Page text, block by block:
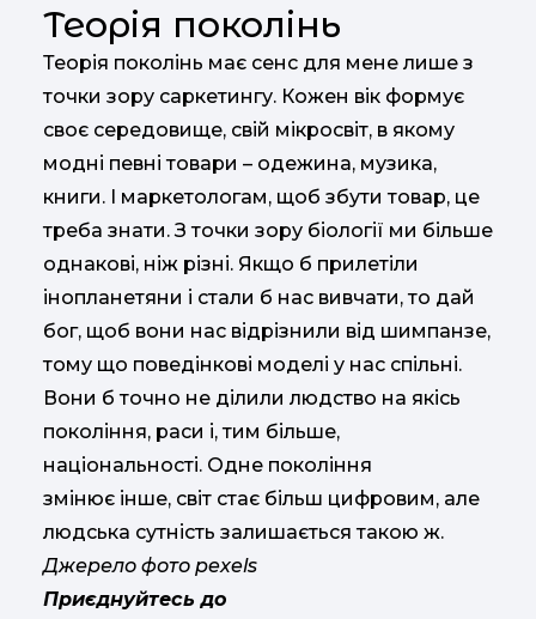
Теорія поколінь
Теорія поколінь має сенс для мене лише з
точки зору саркетингу. Кожен вік формує
своє середовище, свій мікросвіт, в якому
модні певні товари – одежина, музика,
книги. І маркетологам, щоб збути товар, це
треба знати. З точки зору біології ми більше
однакові, ніж різні. Якщо б прилетіли
інопланетяни і стали б нас вивчати, то дай
бог, щоб вони нас відрізнили від шимпанзе,
тому що поведінкові моделі у нас спільні.
Вони б точно не ділили людство на якісь
покоління, раси і, тим більше,
національності. Одне покоління
змінює інше, світ стає більш цифровим, але
людська сутність залишається такою ж.
Джерело фото pexels
Приєднуйтесь до